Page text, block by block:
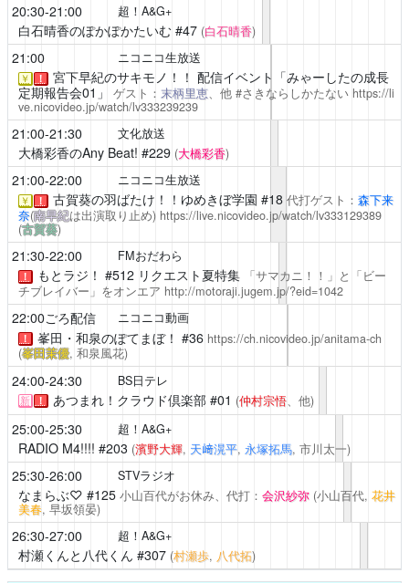
20:30-21:00 超！A&G+
白石晴香のぽかぽかたいむ#47 (白石晴香)
21:00 ニコニコ生放送
￥ ！
宮下早紀のサキモノ！！ 配信イベント「みゃーしたの成長
定期報告会01」
ゲスト： 末柄里恵、他 #さきならしかたない https://li
ve.nicovideo.jp/watch/lv333239239
21:00-21:30 文化放送
大橋彩香のAny Beat! #229 (大橋彩香)
21:00-22:00 ニコニコ生放送
￥ ！ 古賀葵の羽ばたけ！！ゆめきぼ学園 #18 代打ゲスト： 森下来
奈(南早紀は出演取り止め) https://live.nicovideo.jp/watch/lv333129389
(古賀葵)
21:30-22:00 FMおだわら
！ もとラジ！ #512 リクエスト夏特集
「サマカニ！！」と「ビー
チブレイバー」をオンエア http://motoraji.jugem.jp/?eid=1042
22:00ごろ配信 ニコニコ動画
！ 峯田・和泉のぽてまぼ！ #36 https://ch.nicovideo.jp/anitama-ch
(峯田茉優, 和泉風花)
24:00-24:30 BS日テレ
新 ！ あつまれ！クラウド倶楽部#01 (仲村宗悟、他)
25:00-25:30 超！A&G+
RADIO M4!!!! #203 (濱野大輝, 天﨑滉平, 永塚拓馬, 市川太一)
25:30-26:00 STVラジオ
なまらぶ♡ #125 小山百代がお休み、代打： 会沢紗弥 (小山百代, 花井
美春, 早坂領晏)
26:30-27:00 超！A&G+
村瀬くんと八代くん #307 (村瀬歩, 八代拓)